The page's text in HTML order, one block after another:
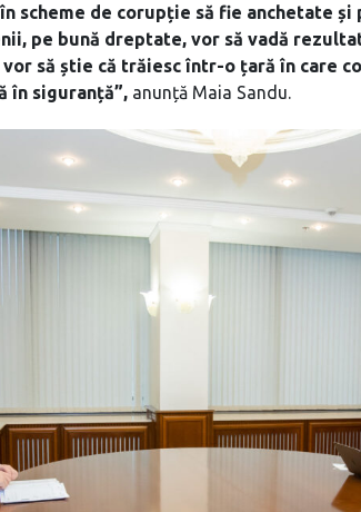
scheme de corupție să fie anchetate
pe bună dreptate, vor să vadă
să știe că trăiesc într-o țară în care
în siguranță”, anunță Maia Sandu.